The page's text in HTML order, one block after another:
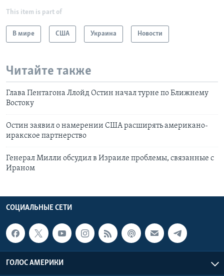
This item is part of
В мире США Украина Новости
Читайте также
Глава Пентагона Ллойд Остин начал турне по Ближнему
Востоку
Остин заявил о намерении США расширять американо-
иракское партнерство
Генерал Милли обсудил в Израиле проблемы, связанные с
Ираном
СОЦИАЛЬНЫЕ СЕТИ
ГОЛОС АМЕРИКИ